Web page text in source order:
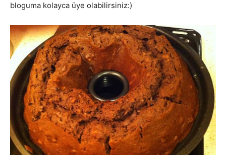
bloguma kolayca üye olabilirsiniz:)